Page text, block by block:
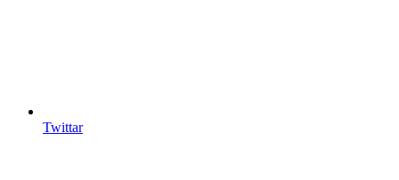
Twittar